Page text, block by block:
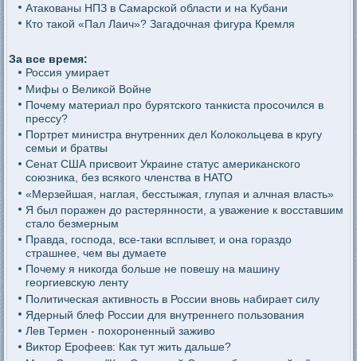
Атакованы НПЗ в Самарской области и на Кубани
Кто такой «Пал Лаич»? Загадочная фигура Кремля
За все время:
Россия умирает
Мифы о Великой Войне
Почему материал про бурятского танкиста просочился в
прессу?
Портрет министра внутренних дел Колокольцева в кругу
семьи и братвы
Сенат США присвоит Украине статус американского
союзника, без всякого членства в НАТО
«Мерзейшая, наглая, бесстыжая, глупая и алчная власть»
Я был поражен до растерянности, а уважение к восставшим
стало безмерным
Правда, господа, все-таки всплывет, и она гораздо
страшнее, чем вы думаете
Почему я никогда больше не повешу на машину
георгиевскую ленту
Политическая активность в России вновь набирает силу
Ядерный блеф России для внутреннего пользования
Лев Термен - похороненный заживо
Виктор Ерофеев: Как тут жить дальше?